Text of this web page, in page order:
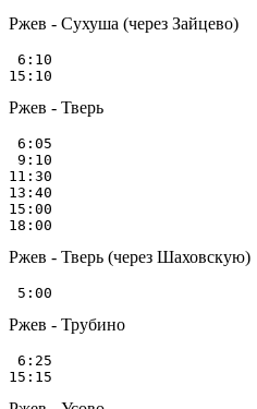
Ржев - Сухуша (через Зайцево)
6:10
Ржев - Тверь
6:05
9:10
11:30
13:40
15:00
Ржев - Тверь (через Шаховскую)
Ржев - Трубино
6:25